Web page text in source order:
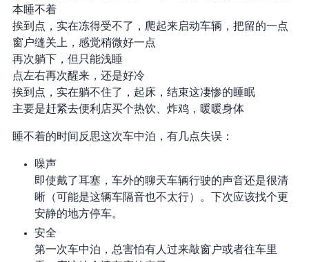
本睡不着
挨到 3 点，实在冻得受不了，爬起来启动车辆，把留的一点
窗户缝关上，感觉稍微好一点
再次躺下，但只能浅睡
5 点左右再次醒来，还是好冷
挨到 6 点，实在躺不住了，起床，结束这凄惨的睡眠
主要是赶紧去便利店买个热饮、炸鸡，暖暖身体
睡不着的时间反思这次车中泊，有几点失误：
噪声
即使戴了耳塞，车外的聊天/车辆行驶的声音还是很清
晰（可能是这辆车隔音也不太行）。下次应该找个更
安静的地方停车。
安全
第一次车中泊，总害怕有人过来敲窗户或者往车里